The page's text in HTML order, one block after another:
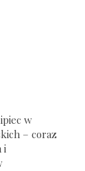
w
– coraz
i